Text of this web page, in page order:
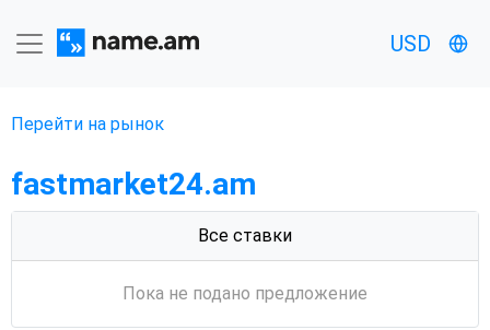
USD
Перейти на рынок
fastmarket24.am
Все ставки
Пока не подано предложение